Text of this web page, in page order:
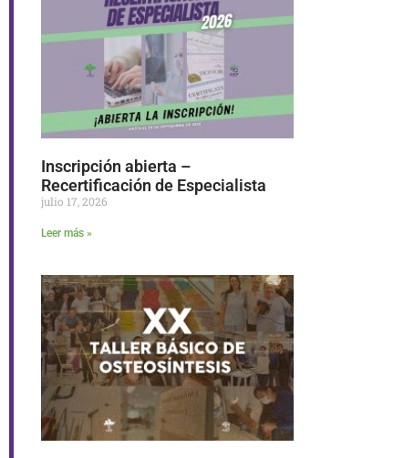
Inscripción abierta –
Recertificación de Especialista
julio 17, 2026
Leer más »